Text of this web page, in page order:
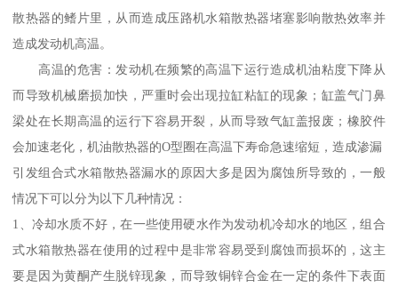
散热器的鳍片里，从而造成压路机水箱散热器堵塞影响散热效率并
造成发动机高温。
高温的危害：发动机在频繁的高温下运行造成机油粘度下降从
而导致机械磨损加快，严重时会出现拉缸粘缸的现象；缸盖气门鼻
梁处在长期高温的运行下容易开裂，从而导致气缸盖报废；橡胶件
会加速老化，机油散热器的O型圈在高温下寿命急速缩短，造成渗漏
引发组合式水箱散热器漏水的原因大多是因为腐蚀所导致的，一般
情况下可以分为以下几种情况：
1、冷却水质不好，在一些使用硬水作为发动机冷却水的地区，组合
式水箱散热器在使用的过程中是非常容易受到腐蚀而损坏的，这主
要是因为黄酮产生脱锌现象，而导致铜锌合金在一定的条件下表面